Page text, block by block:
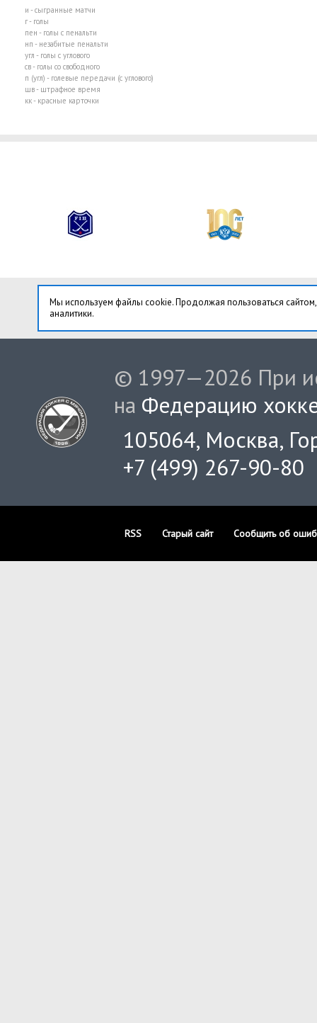
и - сыгранные матчи
г - голы
пен - голы с пенальти
нп - незабитые пенальти
угл - голы с углового
св - голы со свободного
п (угл) - голевые передачи (с углового)
шв - штрафное время
кк - красные карточки
Мы используем файлы cookie. Продолжая пользоваться
аналитики.
© 1997—2026 При
на Федерацию
105064, Москва,
+7 (499) 267-90-80
RSS Старый сайт Сообщить об